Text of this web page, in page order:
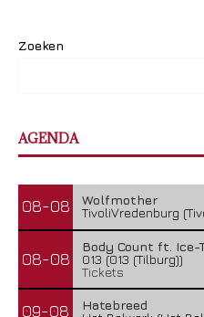
Zoeken
AGENDA
08-08
Wolfmother
TivoliVredenburg
08-08
Body Count ft. Ice-
013 (013 (Tilburg))
Tickets
09-08
Hatebreed